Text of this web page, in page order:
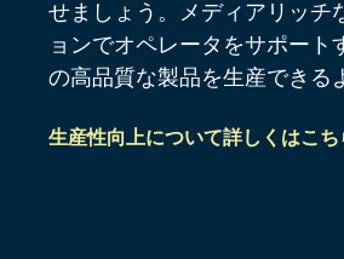
せましょう。メディアリッチ
ョンでオペレータをサポート
の高品質な製品を生産できる
生産性向上について詳しくはこち